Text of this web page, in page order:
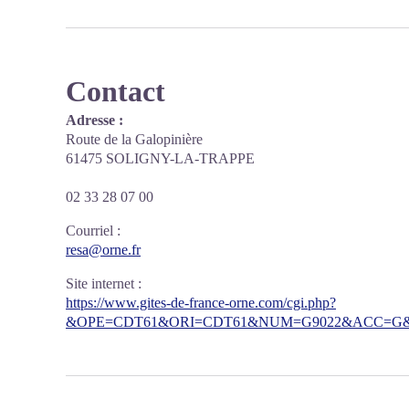
Contact
Adresse :
Route de la Galopinière
61475 SOLIGNY-LA-TRAPPE
02 33 28 07 00
Courriel :
resa@orne.fr
Site internet :
https://www.gites-de-france-orne.com/cgi.php?